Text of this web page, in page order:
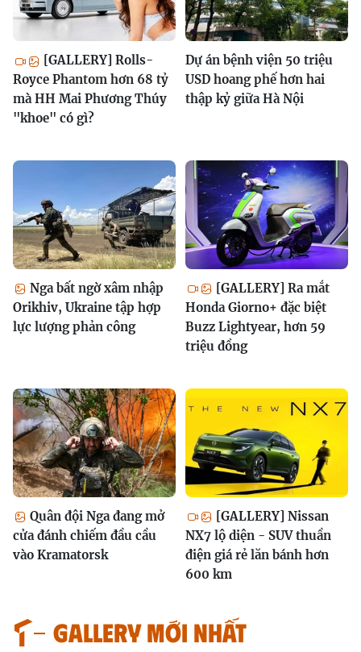
[GALLERY] Rolls-
Royce Phantom hơn 68 tỷ
mà HH Mai Phương Thúy
"khoe" có gì?
Dự án bệnh viện 50 triệu
USD hoang phế hơn hai
thập kỷ giữa Hà Nội
Nga bất ngờ xâm nhập
Orikhiv, Ukraine tập hợp
lực lượng phản công
[GALLERY] Ra mắt
Honda Giorno+ đặc biệt
Buzz Lightyear, hơn 59
triệu đồng
Quân đội Nga đang mở
cửa đánh chiếm đầu cầu
vào Kramatorsk
[GALLERY] Nissan
NX7 lộ diện - SUV thuần
điện giá rẻ lăn bánh hơn
600 km
GALLERY MỚI NHẤT